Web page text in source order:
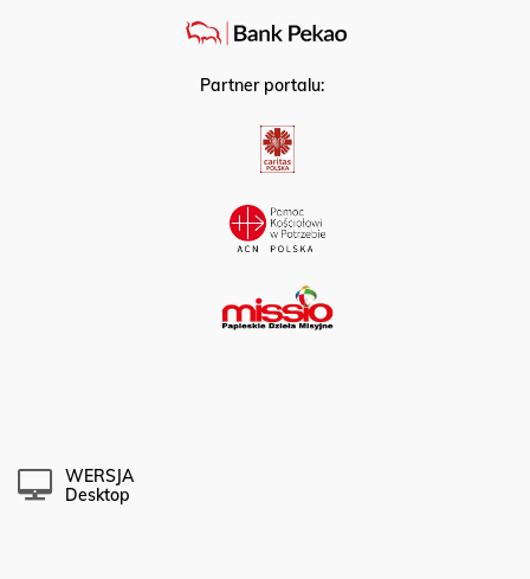
Partner portalu:
WERSJA
Desktop